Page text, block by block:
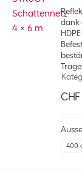
dank
CHF
400